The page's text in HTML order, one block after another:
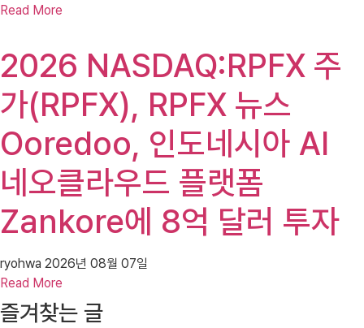
Read More
2026 NASDAQ:RPFX 주
가(RPFX), RPFX 뉴스
Ooredoo, 인도네시아 AI
네오클라우드 플랫폼
Zankore에 8억 달러 투자
ryohwa 2026년 08월 07일
Read More
즐겨찾는 글